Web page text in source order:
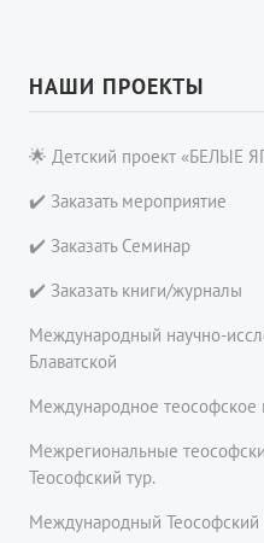
НАШИ ПРОЕКТЫ
🌟 Детский проект «БЕЛЫЕ
✔️ Заказать мероприятие
✔️ Заказать Семинар
✔️ Заказать книги/журналы
Международный научно-
Блаватской
Международное теософское
Межрегиональные
Теософский тур.
Международный Теософский